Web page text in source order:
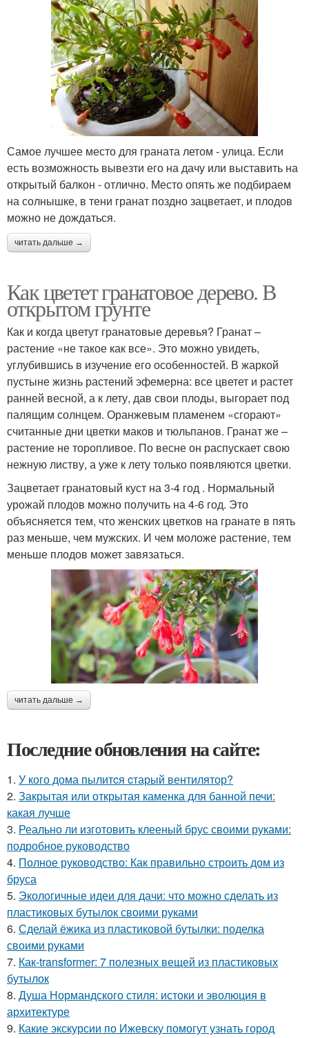
Самое лучшее место для граната летом - улица. Если
есть возможность вывезти его на дачу или выставить на
открытый балкон - отлично. Место опять же подбираем
на солнышке, в тени гранат поздно зацветает, и плодов
можно не дождаться.
читать дальше →
Как цветет гранатовое дерево. В
открытом грунте
Как и когда цветут гранатовые деревья? Гранат –
растение «не такое как все». Это можно увидеть,
углубившись в изучение его особенностей. В жаркой
пустыне жизнь растений эфемерна: все цветет и растет
ранней весной, а к лету, дав свои плоды, выгорает под
палящим солнцем. Оранжевым пламенем «сгорают»
считанные дни цветки маков и тюльпанов. Гранат же –
растение не торопливое. По весне он распускает свою
нежную листву, а уже к лету только появляются цветки.
Зацветает гранатовый куст на 3-4 год . Нормальный
урожай плодов можно получить на 4-6 год. Это
объясняется тем, что женских цветков на гранате в пять
раз меньше, чем мужских. И чем моложе растение, тем
меньше плодов может завязаться.
читать дальше →
Последние обновления на сайте:
1. У кого дома пылитcя cтарый вентилятор?
2. Закрытая или открытая каменка для банной печи:
какая лучше
3. Реально ли изготовить клееный брус своими руками:
подробное руководство
4. Полное руководство: Как правильно строить дом из
бруса
5. Экологичные идеи для дачи: что можно сделать из
пластиковых бутылок своими руками
6. Сделай ёжика из пластиковой бутылки: поделка
своими руками
7. Как-transformer: 7 полезных вещей из пластиковых
бутылок
8. Душа Нормандского стиля: истоки и эволюция в
архитектуре
9. Какие экскурсии по Ижевску помогут узнать город